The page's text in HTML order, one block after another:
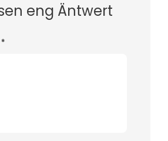
eng Äntwert
*